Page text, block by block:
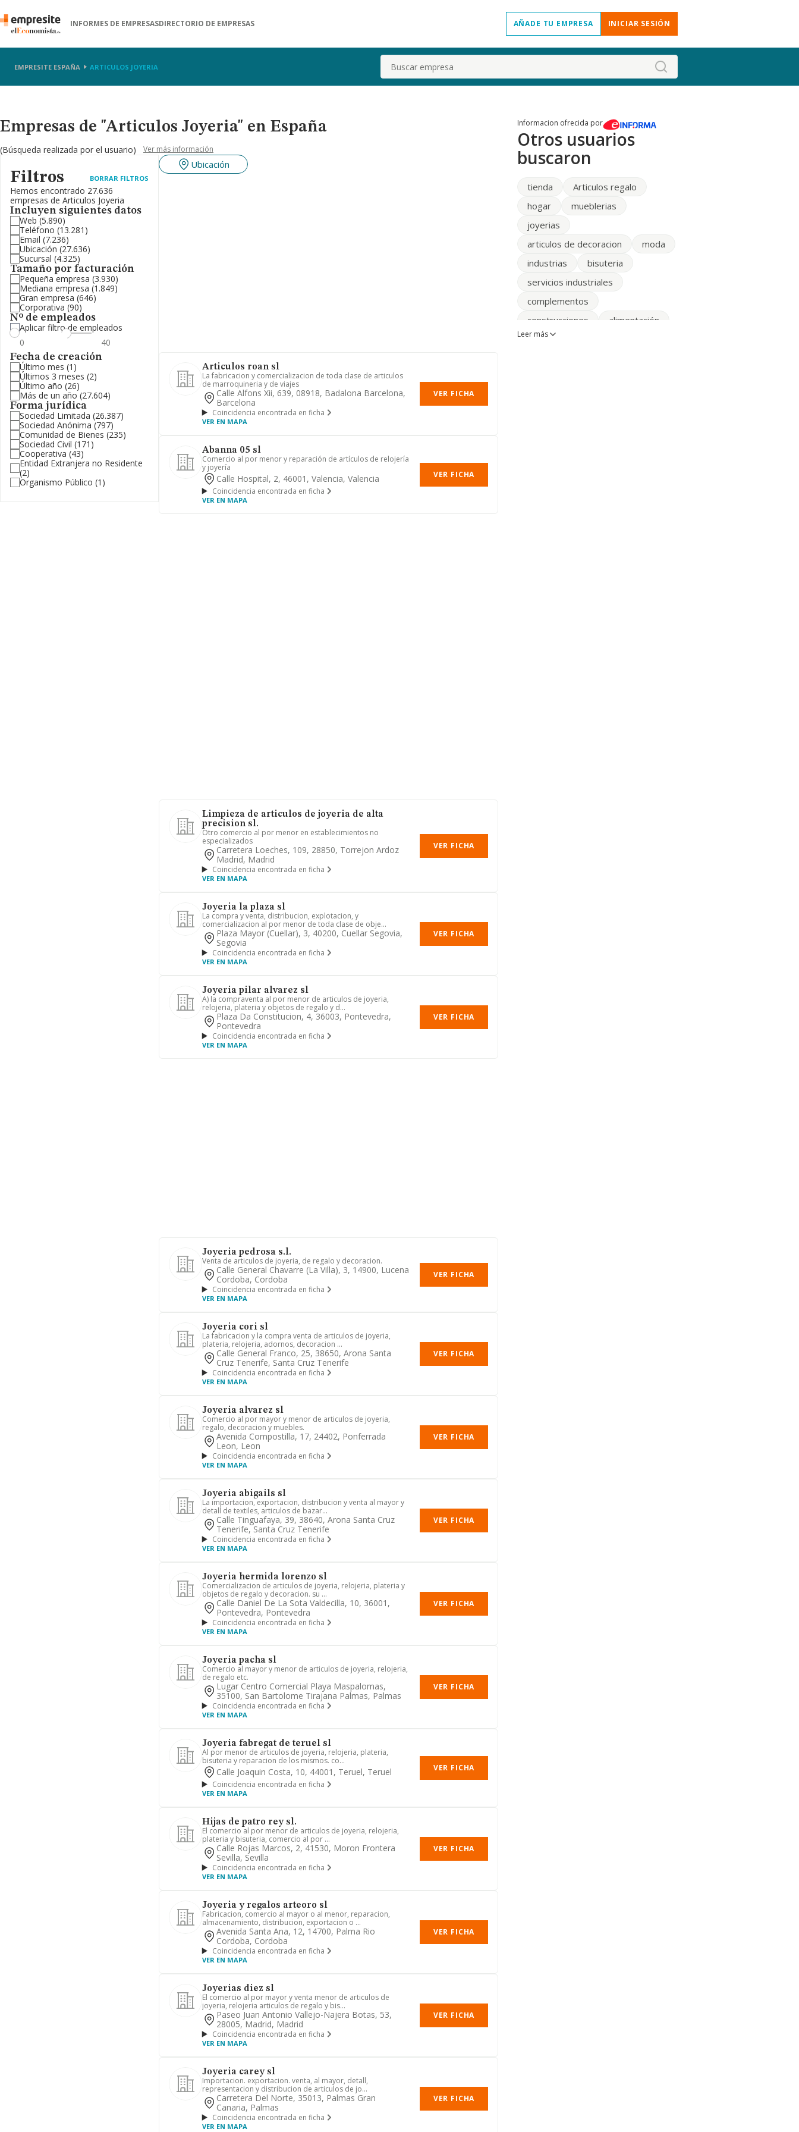
INFORMES DE EMPRESASDIRECTORIO DE EMPRESAS AÑADE TU EMPRESA INICIAR SESIÓN
EMPRESITE ESPAÑA ARTICULOS JOYERIA Buscar
Empresas de "Articulos Joyeria" en España
(Búsqueda realizada por el usuario) Ver más información
Filtros BORRAR FILTROS
Hemos encontrado 27.636
empresas de Articulos Joyeria
Incluyen siguientes datos
Web (5.890)
Teléfono (13.281)
Email (7.236)
Ubicación (27.636)
Sucursal (4.325)
Tamaño por facturación
Pequeña empresa (3.930)
Mediana empresa (1.849)
Gran empresa (646)
Corporativa (90)
Nº de empleados
Aplicar filtro de empleados
Fecha de creación
Último mes (1)
Últimos 3 meses (2)
Último año (26)
Más de un año (27.604)
Forma jurídica
Sociedad Limitada (26.387)
Sociedad Anónima (797)
Comunidad de Bienes (235)
Sociedad Civil (171)
Cooperativa (43)
Entidad Extranjera no Residente
(2)
Organismo Público (1)
Ubicación
Articulos roan sl
La fabricacion y comercializacion de toda clase de articulos
de marroquineria y de viajes
Calle Alfons Xii, 639, 08918, Badalona Barcelona,
Barcelona
Coincidencia encontrada en ficha
VER EN MAPA
VER FICHA
Abanna 05 sl
Comercio al por menor y reparación de artículos de relojería
y joyería
Calle Hospital, 2, 46001, Valencia, Valencia
Coincidencia encontrada en ficha
VER EN MAPA
VER FICHA
Limpieza de articulos de joyeria de alta
precision sl.
Otro comercio al por menor en establecimientos no
especializados
Carretera Loeches, 109, 28850, Torrejon Ardoz
Madrid, Madrid
Coincidencia encontrada en ficha
VER EN MAPA
VER FICHA
Joyeria la plaza sl
La compra y venta, distribucion, explotacion, y
comercializacion al por menor de toda clase de obje...
Plaza Mayor (cuellar), 3, 40200, Cuellar Segovia,
Segovia
Coincidencia encontrada en ficha
VER EN MAPA
VER FICHA
Joyeria pilar alvarez sl
A) la compraventa al por menor de articulos de joyeria,
relojeria, plateria y objetos de regalo y d...
Plaza Da Constitucion, 4, 36003, Pontevedra,
Pontevedra
Coincidencia encontrada en ficha
VER EN MAPA
VER FICHA
Joyeria pedrosa s.l.
Venta de articulos de joyeria, de regalo y decoracion.
Calle General Chavarre (la Villa), 3, 14900, Lucena
Cordoba, Cordoba
Coincidencia encontrada en ficha
VER EN MAPA
VER FICHA
Joyeria cori sl
La fabricacion y la compra venta de articulos de joyeria,
plateria, relojeria, adornos, decoracion ...
Calle General Franco, 25, 38650, Arona Santa
Cruz Tenerife, Santa Cruz Tenerife
Coincidencia encontrada en ficha
VER EN MAPA
VER FICHA
Joyeria alvarez sl
Comercio al por mayor y menor de articulos de joyeria,
regalo, decoracion y muebles.
Avenida Compostilla, 17, 24402, Ponferrada
Leon, Leon
Coincidencia encontrada en ficha
VER EN MAPA
VER FICHA
Joyeria abigails sl
La importacion, exportacion, distribucion y venta al mayor y
detall de textiles, articulos de bazar...
Calle Tinguafaya, 39, 38640, Arona Santa Cruz
Tenerife, Santa Cruz Tenerife
Coincidencia encontrada en ficha
VER EN MAPA
VER FICHA
Joyeria hermida lorenzo sl
Comercializacion de articulos de joyeria, relojeria, plateria y
objetos de regalo y decoracion. su ...
Calle Daniel De La Sota Valdecilla, 10, 36001,
Pontevedra, Pontevedra
Coincidencia encontrada en ficha
VER EN MAPA
VER FICHA
Joyeria pacha sl
Comercio al mayor y menor de articulos de joyeria, relojeria,
de regalo etc.
Lugar Centro Comercial Playa Maspalomas,
35100, San Bartolome Tirajana Palmas, Palmas
Coincidencia encontrada en ficha
VER EN MAPA
VER FICHA
Joyeria fabregat de teruel sl
Al por menor de articulos de joyeria, relojeria, plateria,
bisuteria y reparacion de los mismos. co...
Calle Joaquin Costa, 10, 44001, Teruel, Teruel
Coincidencia encontrada en ficha
VER EN MAPA
VER FICHA
Hijas de patro rey sl.
El comercio al por menor de articulos de joyeria, relojeria,
plateria y bisuteria, comercio al por ...
Calle Rojas Marcos, 2, 41530, Moron Frontera
Sevilla, Sevilla
Coincidencia encontrada en ficha
VER EN MAPA
VER FICHA
Joyeria y regalos arteoro sl
Fabricacion, comercio al mayor o al menor, reparacion,
almacenamiento, distribucion, exportacion o ...
Avenida Santa Ana, 12, 14700, Palma Rio
Cordoba, Cordoba
Coincidencia encontrada en ficha
VER EN MAPA
VER FICHA
Joyerias diez sl
El comercio al por mayor y venta menor de articulos de
joyeria, relojeria articulos de regalo y bis...
Paseo Juan Antonio Vallejo-Najera Botas, 53,
28005, Madrid, Madrid
Coincidencia encontrada en ficha
VER EN MAPA
VER FICHA
Joyeria carey sl
Importacion. exportacion. venta, al mayor, detall,
representacion y distribucion de articulos de jo...
Carretera Del Norte, 35013, Palmas Gran
Canaria, Palmas
Coincidencia encontrada en ficha
VER EN MAPA
VER FICHA
Informacion ofrecida por
Otros usuarios
buscaron
tienda
Articulos regalo
hogar
mueblerias
joyerias
articulos de decoracion
moda
industrias
bisuteria
servicios industriales
complementos
construcciones
alimentación
limpiezas
Leer más